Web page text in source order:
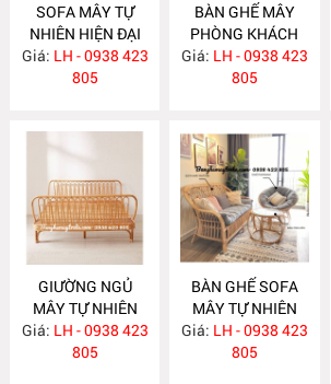
SOFA MÂY TỰ
NHIÊN HIỆN ĐẠI
MA586
Giá: LH - 0938 423
805
BÀN GHẾ MÂY
PHÒNG KHÁCH
NHỎ GỌN MA585
Giá: LH - 0938 423
805
GIƯỜNG NGỦ
MÂY TỰ NHIÊN
MA583
Giá: LH - 0938 423
805
BÀN GHẾ SOFA
MÂY TỰ NHIÊN
MA568
Giá: LH - 0938 423
805